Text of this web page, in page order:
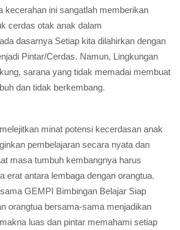
kecerahan ini sangatlah memberikan
cerdas otak anak dalam
dasarnya Setiap kita dilahirkan dengan
Pintar/Cerdas. Namun, Lingkungan
sarana yang tidak memadai membuat
dan tidak berkembang.
minat potensi kecerdasan anak
pembelajaran secara nyata dan
masa tumbuh kembangnya harus
erat antara lembaga dengan orangtua.
GEMPI Bimbingan Belajar Siap
orangtua bersama-sama menjadikan
luas dan pintar memahami setiap